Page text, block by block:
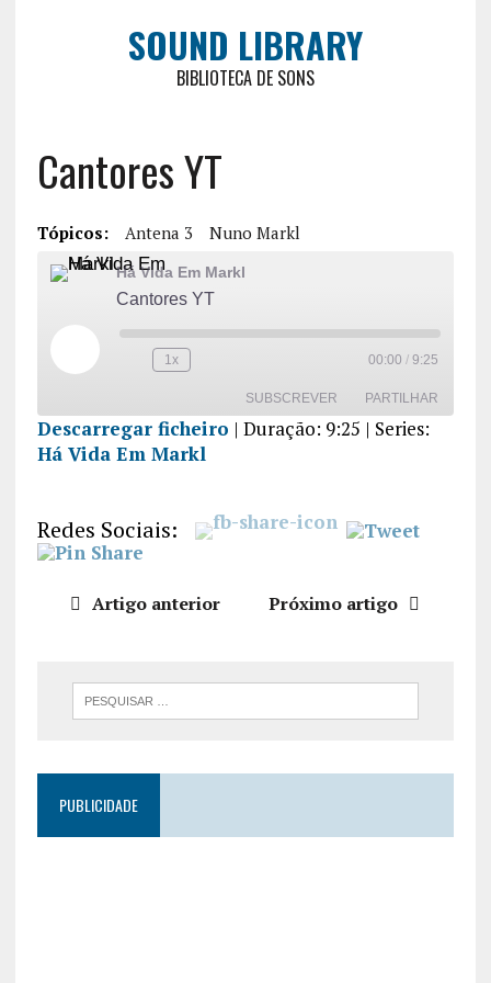
SOUND LIBRARY
BIBLIOTECA DE SONS
Cantores YT
Tópicos: Antena 3 Nuno Markl
Há Vida Em Markl
Cantores YT
1x 00:00 / 9:25
SUBSCREVER PARTILHAR
PARTILHA
INCORPO
RAR
Descarregar ficheiro | Duração: 9:25 | Series:
Há Vida Em Markl
Redes Sociais:
Artigo anterior Próximo artigo
PUBLICIDADE